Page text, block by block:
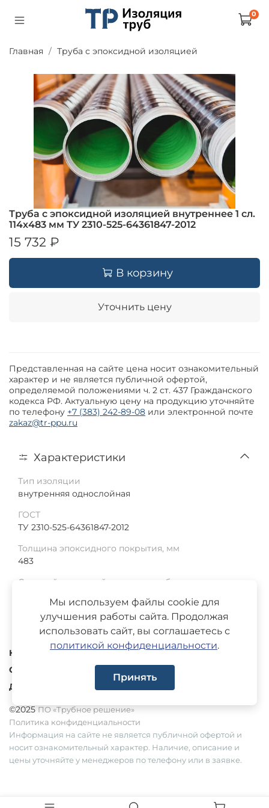
0
Главная Труба с эпоксидной изоляцией
Труба с эпоксидной изоляцией внутреннее 1 сл.
114х483 мм ТУ 2310-525-64361847-2012
15 732 ₽
В корзину
Уточнить цену
Представленная на сайте цена носит ознакомительный
характер и не является публичной офертой,
определяемой положениями ч. 2 ст. 437 Гражданского
кодекса РФ. Актуальную цену на продукцию уточняйте
по телефону +7 (383) 242-89-08 или электронной почте
zakaz@tr-ppu.ru
Характеристики
Тип изоляции
внутренняя однослойная
ГОСТ
ТУ 2310-525-64361847-2012
Толщина эпоксидного покрытия, мм
483
Средний наружный диаметр трубы, мм
Каталог
О компании
Доставка
©2025 ПО «Трубное решение»
Политика конфиденциальности
Информация на сайте не является публичной офертой и
носит ознакомительный характер. Наличие, описание и
цены уточняйте у менеджеров по телефону или в заявке.
Мы используем файлы cookie для
улучшения работы сайта. Продолжая
использовать сайт, вы соглашаетесь с
политикой конфиденциальности.
Принять